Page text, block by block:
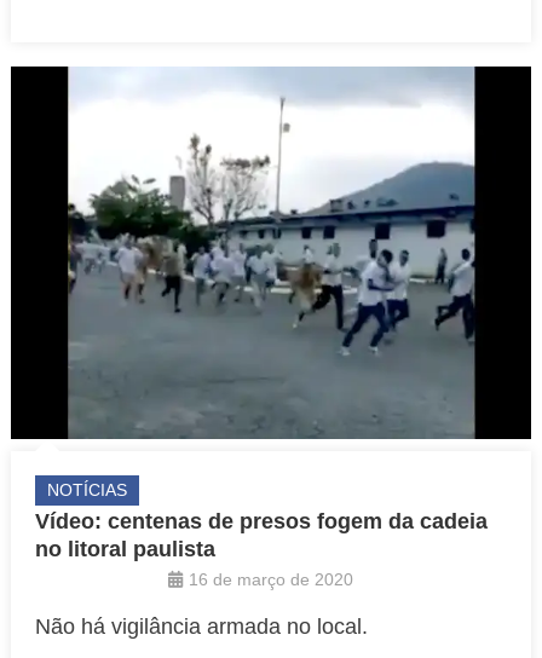
NOTÍCIAS
Vídeo: centenas de presos fogem da cadeia
no litoral paulista
16 de março de 2020
Não há vigilância armada no local.